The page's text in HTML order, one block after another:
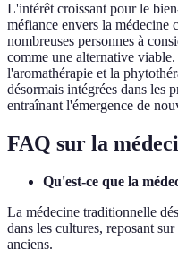
L'intérêt croissant pour le
méfiance envers la médecine
nombreuses personnes à
comme une alternative
l'aromathérapie et la
désormais intégrées dans les
entraînant l'émergence de
FAQ sur la
Qu'est-ce que la
La médecine traditionnelle
dans les cultures, reposant
anciens.